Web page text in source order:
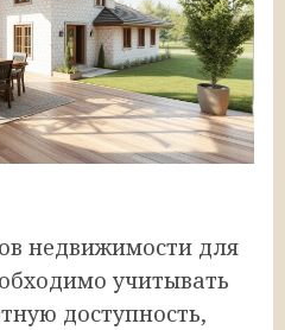
недвижимости для
учитывать
доступность,